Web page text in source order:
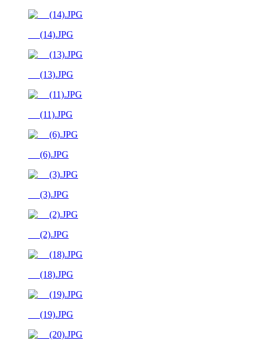
__ (14).JPG
__ (13).JPG
__ (11).JPG
__ (6).JPG
__ (3).JPG
__ (2).JPG
__ (18).JPG
__ (19).JPG